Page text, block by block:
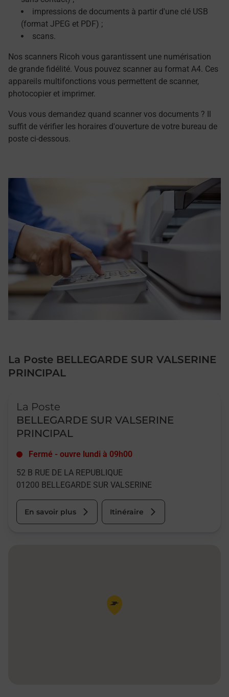
impressions de documents à partir d'une clé USB
(format JPEG et PDF) ;
scans.
Nos scanners Ricoh vous garantissent une numérisation
de grande fidélité. Vous pouvez scanner au format A4. Ces
appareils multifonctions vous permettent de scanner,
photocopier et imprimer.
Vous vous demandez quand scanner vos documents ? Il
suffit de vérifier les horaires d'ouverture de votre bureau de
poste ci-dessous.
La Poste BELLEGARDE SUR VALSERINE
PRINCIPAL
La Poste
BELLEGARDE SUR VALSERINE
PRINCIPAL
Fermé - ouvre lundi à 09h00
52 B RUE DE LA REPUBLIQUE
01200 BELLEGARDE SUR VALSERINE
En savoir plus Itinéraire
Pin de la carte